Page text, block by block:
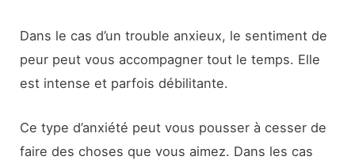
Dans le cas d’un trouble anxieux, le sentiment de
peur peut vous accompagner tout le temps. Elle
est intense et parfois débilitante.
Ce type d’anxiété peut vous pousser à cesser de
faire des choses que vous aimez. Dans les cas